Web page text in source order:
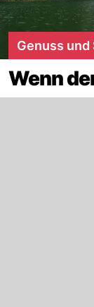
Genuss
Wenn